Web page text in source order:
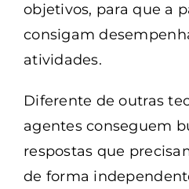
objetivos, para que a
consigam
atividades.
Diferente de outras
agentes conseguem
respostas que
de forma